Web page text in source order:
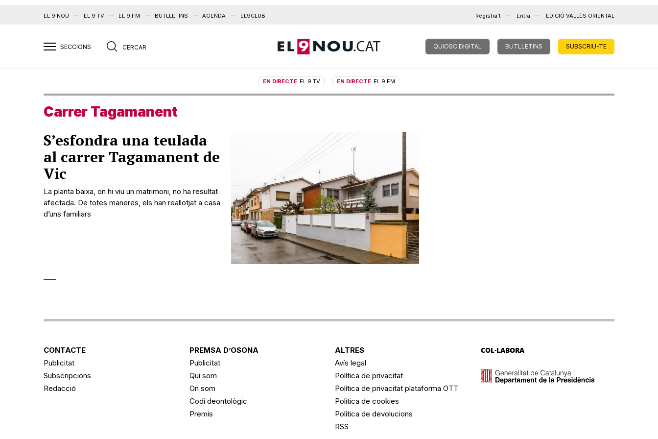
EL 9 NOU EL 9 TV EL 9 FM BUTLLETINS AGENDA EL9CLUB Registra't Entra EDICIÓ VALLÈS ORIENTAL
QUIOSC DIGITAL BUTLLETINS SUBSCRIU-TE
EN DIRECTE EL 9 TV EN DIRECTE EL 9 FM
Carrer Tagamanent
S’esfondra una teulada
al carrer Tagamanent de
Vic
La planta baixa, on hi viu un matrimoni, no ha resultat
afectada. De totes maneres, els han reallotjat a casa
d’uns familiars
CONTACTE
Publicitat
Subscripcions
Redacció
PREMSA D’OSONA
Publicitat
Qui som
On som
Codi deontològic
Premis
ALTRES
Avís legal
Política de privacitat
Política de privacitat plataforma OTT
Política de cookies
Política de devolucions
RSS
COL·LABORA